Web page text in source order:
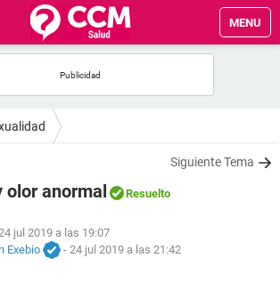
MENU
Siguiente Tema
olor anormal Resuelto
jul 2019 a las 19:07
Exebio
- 24 jul 2019 a las 21:42